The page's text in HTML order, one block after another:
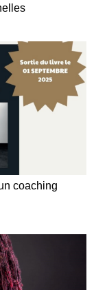
coaching